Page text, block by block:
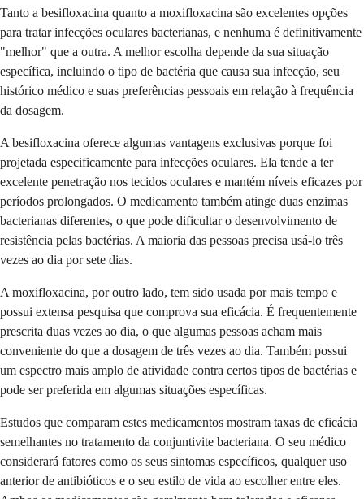
Tanto a besifloxacina quanto a moxifloxacina são excelentes opções
para tratar infecções oculares bacterianas, e nenhuma é definitivamente
"melhor" que a outra. A melhor escolha depende da sua situação
específica, incluindo o tipo de bactéria que causa sua infecção, seu
histórico médico e suas preferências pessoais em relação à frequência
da dosagem.
A besifloxacina oferece algumas vantagens exclusivas porque foi
projetada especificamente para infecções oculares. Ela tende a ter
excelente penetração nos tecidos oculares e mantém níveis eficazes por
períodos prolongados. O medicamento também atinge duas enzimas
bacterianas diferentes, o que pode dificultar o desenvolvimento de
resistência pelas bactérias. A maioria das pessoas precisa usá-lo três
vezes ao dia por sete dias.
A moxifloxacina, por outro lado, tem sido usada por mais tempo e
possui extensa pesquisa que comprova sua eficácia. É frequentemente
prescrita duas vezes ao dia, o que algumas pessoas acham mais
conveniente do que a dosagem de três vezes ao dia. Também possui
um espectro mais amplo de atividade contra certos tipos de bactérias e
pode ser preferida em algumas situações específicas.
Estudos que comparam estes medicamentos mostram taxas de eficácia
semelhantes no tratamento da conjuntivite bacteriana. O seu médico
considerará fatores como os seus sintomas específicos, qualquer uso
anterior de antibióticos e o seu estilo de vida ao escolher entre eles.